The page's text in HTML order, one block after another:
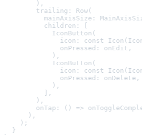
        ),
        trailing: Row(
mainAxisSize:
          children: [
            IconButton(
icon: const
              onPressed: onEdit,
            ),
            IconButton(
icon: const
              onPressed: onDelete,
            ),
          ],
        ),
onTap: () =>
      ),
    );
  }